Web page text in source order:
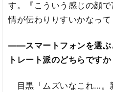
す。『こういう感じの顔
情が伝わりりすいかなって
――スマートフォンを選ぶ
トレート派のどちらですか
目黒「ムズいなこれ…。